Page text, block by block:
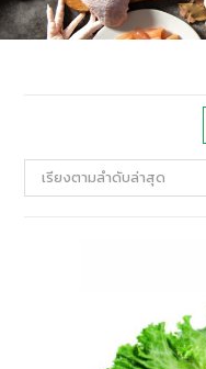
เรียงตามลำดับล่าสุด